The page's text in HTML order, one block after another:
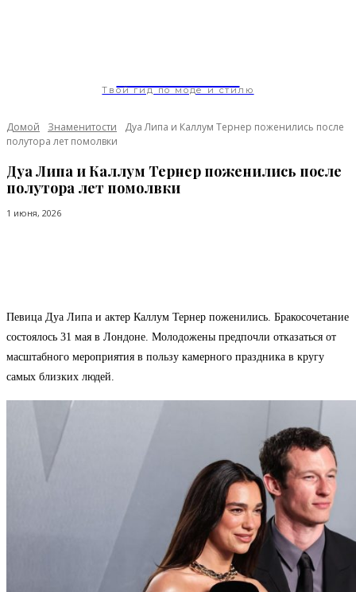
Твой гид по моде и стилю
Домой Знаменитости
Дуа Липа и Каллум Тернер поженились после
полутора лет помолвки
Дуа Липа и Каллум Тернер поженились после
полутора лет помолвки
1 июня, 2026
Певица Дуа Липа и актер Каллум Тернер поженились. Бракосочетание
состоялось 31 мая в Лондоне. Молодожены предпочли отказаться от
масштабного мероприятия в пользу камерного праздника в кругу
самых близких людей.